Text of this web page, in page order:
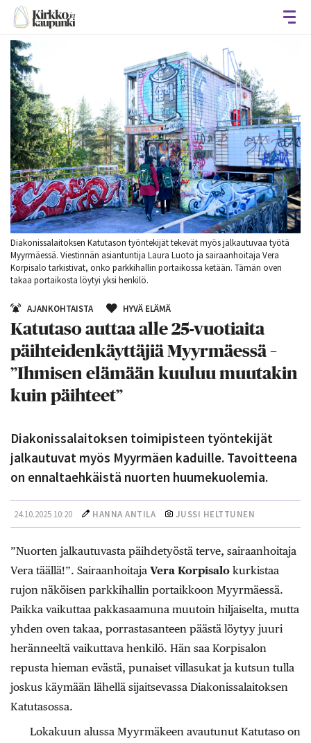
Diakonissalaitoksen Katutason työntekijät tekevät myös jalkautuvaa työtä
Myyrmäessä. Viestinnän asiantuntija Laura Luoto ja sairaanhoitaja Vera
Korpisalo tarkistivat, onko parkkihallin portaikossa ketään. Tämän oven
takaa portaikosta löytyi yksi henkilö.
AJANKOHTAISTA HYVÄ ELÄMÄ
Katutaso auttaa alle 25-vuotiaita
päihteidenkäyttäjiä Myyrmäessä –
”Ihmisen elämään kuuluu muutakin
kuin päihteet”
Diakonissalaitoksen toimipisteen työntekijät
jalkautuvat myös Myyrmäen kaduille. Tavoitteena
on ennaltaehkäistä nuorten huumekuolemia.
24.10.2025 10:20 HANNA ANTILA JUSSI HELTTUNEN
”Nuorten jalkautuvasta päihdetyöstä terve, sairaanhoitaja
Vera täällä!”. Sairaanhoitaja Vera Korpisalo kurkistaa
rujon näköisen parkkihallin portaikkoon Myyrmäessä.
Paikka vaikuttaa pakkasaamuna muutoin hiljaiselta, mutta
yhden oven takaa, porrastasanteen päästä löytyy juuri
heränneeltä vaikuttava henkilö. Hän saa Korpisalon
repusta hieman evästä, punaiset villasukat ja kutsun tulla
joskus käymään lähellä sijaitsevassa Diakonissalaitoksen
Katutasossa.
Lokakuun alussa Myyrmäkeen avautunut Katutaso on